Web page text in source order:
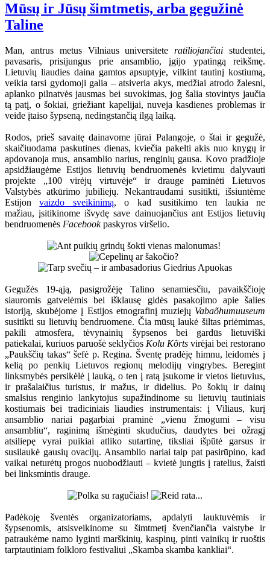
Mūsų ir Jūsų šimtmetis, arba gegužinė
Taline
Man, antrus metus Vilniaus universiteteratiliojančiai studentei,
pavasaris, prisijungus prie ansamblio, įgijo ypatingą reikšmę.
Lietuvių liaudies daina gamtos apsuptyje, vilkint tautinį kostiumą,
veikia tarsi gydomoji galia – atsiveria akys, medžiai atrodo žalesni,
aplanko pilnatvės jausmas bei suvokimas, jog šalia stovintys jaučia
tą patį, o šokiai, griežiant kapelijai, nuveja kasdienes problemas ir
veide įtaiso šypseną, nedingstančią ilgą laiką.
Rodos, prieš savaitę dainavome jūrai Palangoje, o štai ir gegužė,
skaičiuodama paskutines dienas, kviečia pakelti akis nuo knygų ir
apdovanoja mus, ansamblio narius, renginių gausa. Kovo pradžioje
apsidžiaugėme Estijos lietuvių bendruomenės kvietimu dalyvauti
projekte „100 virėjų virtuvėje“ ir drauge paminėti Lietuvos
Valstybės atkūrimo jubiliejų. Nekantraudami susitikti, išsiuntėme
Estijonvaizdo sveikinimą, o kad susitikimo ten laukia ne
mažiau, įsitikinome išvydę save dainuojančius ant Estijos lietuvių
bendruomenės Facebookpaskyros viršelio.
Gegužės 19-ąją, pasigrožėję Talino senamiesčiu, pavaikščioję
siauromis gatvelėmis bei išklausę gidės pasakojimo apie šalies
istoriją, skubėjome į Estijos etnografinį muziejų Vabaõhumuuseum
susitikti su lietuvių bendruomene. Čia mūsų laukė šiltas priėmimas,
pakili atmosfera, tėvynainių šypsenos bei gardūs lietuviški
patiekalai, kuriuos paruošė seklyčios Kolu Kõrts virėjai bei restorano
„Paukščių takas“ šefė p. Regina. Šventę pradėję himnu, leidomės į
kelią po penkių Lietuvos regionų melodijų vingrybes. Beregint
linksmybės persikėlė į lauką, o ten į ratą įsukome ir vietos lietuvius,
ir prašalaičius turistus, ir mažus, ir didelius. Po šokių ir dainų
smalsius renginio lankytojus supažindinome su lietuvių tautiniais
kostiumais bei tradiciniais liaudies instrumentais: į Viliaus, kurį
ansamblio nariai pagarbiai praminė „vienu žmogumi – visu
ansambliu“, raginimą išmėginti skudučius, daudytes bei ožragį
atsiliepę vyrai puikiai atliko sutartinę, tiksliai išpūtė garsus ir
susilaukė gausių ovacijų. Ansamblio nariai taip pat pasirūpino, kad
vaikai neturėtų progos nuobodžiauti – kvietė jungtis į ratelius, žaisti
bei linksmintis drauge.
Padėkoję šventės organizatoriams, apdalyti lauktuvėmis ir
šypsenomis, atsisveikinome su šimtmetį švenčiančia valstybe ir
patraukėme namo lyginti marškinių, kaspinų, pinti vainikų ir ruoštis
tarptautiniam folkloro festivaliui „Skamba skamba kankliai“.